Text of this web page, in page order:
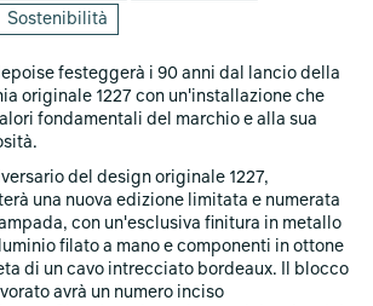
Sostenibilità
festeggerà i 90 anni dal lancio della
originale 1227 con un'installazione che
fondamentali del marchio e alla sua
del design originale 1227,
una nuova edizione limitata e numerata
con un'esclusiva finitura in metallo
filato a mano e componenti in ottone
di un cavo intrecciato bordeaux. Il blocco
avrà un numero inciso